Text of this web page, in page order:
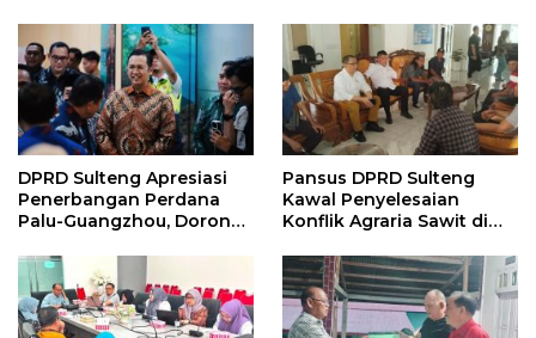
DPRD Sulteng Apresiasi
Penerbangan Perdana
Palu-Guangzhou, Dorong
Pansus DPRD Sulteng
Kawal Penyelesaian
Konflik Agraria Sawit di